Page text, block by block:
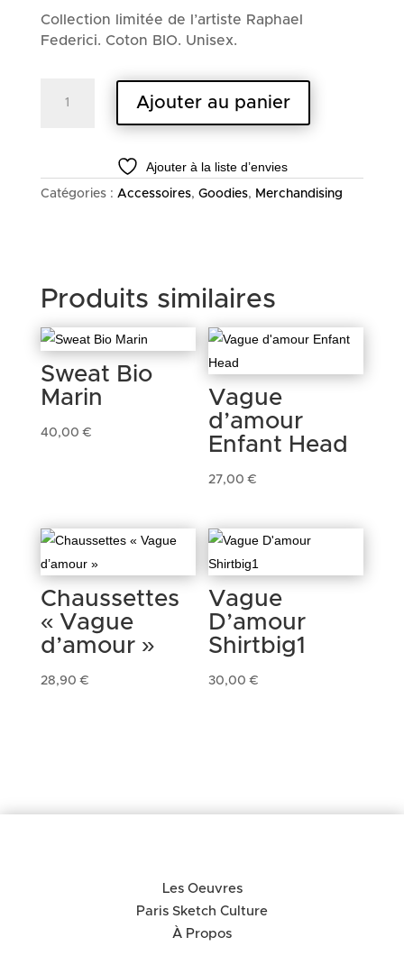
Collection limitée de l’artiste Raphael
Federici. Coton BIO. Unisex.
Ajouter au panier
Ajouter à la liste d’envies
Catégories : Accessoires, Goodies, Merchandising
Produits similaires
Sweat Bio
Marin
40,00€
Vague
d’amour
Enfant Head
27,00€
Chaussettes
« Vague
d’amour »
28,90€
Vague
D’amour
Shirtbig1
30,00€
Les Oeuvres
Paris Sketch Culture
À Propos